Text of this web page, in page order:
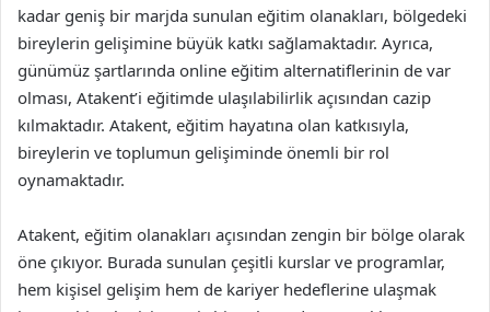
kadar geniş bir marjda sunulan eğitim olanakları, bölgedeki
bireylerin gelişimine büyük katkı sağlamaktadır. Ayrıca,
günümüz şartlarında online eğitim alternatiflerinin de var
olması, Atakent’i eğitimde ulaşılabilirlik açısından cazip
kılmaktadır. Atakent, eğitim hayatına olan katkısıyla,
bireylerin ve toplumun gelişiminde önemli bir rol
oynamaktadır.
Atakent, eğitim olanakları açısından zengin bir bölge olarak
öne çıkıyor. Burada sunulan çeşitli kurslar ve programlar,
hem kişisel gelişim hem de kariyer hedeflerine ulaşmak